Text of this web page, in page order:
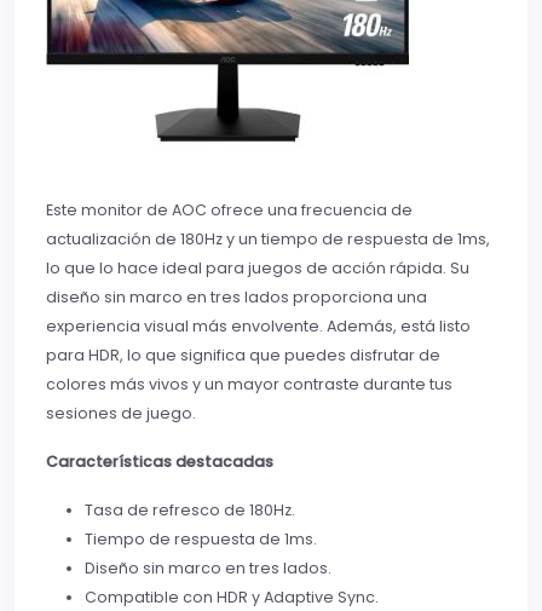
Este monitor de AOC ofrece una frecuencia de
actualización de 180Hz y un tiempo de respuesta de 1ms,
lo que lo hace ideal para juegos de acción rápida. Su
diseño sin marco en tres lados proporciona una
experiencia visual más envolvente. Además, está listo
para HDR, lo que significa que puedes disfrutar de
colores más vivos y un mayor contraste durante tus
sesiones de juego.
Características destacadas
Tasa de refresco de 180Hz.
Tiempo de respuesta de 1ms.
Diseño sin marco en tres lados.
Compatible con HDR y Adaptive Sync.